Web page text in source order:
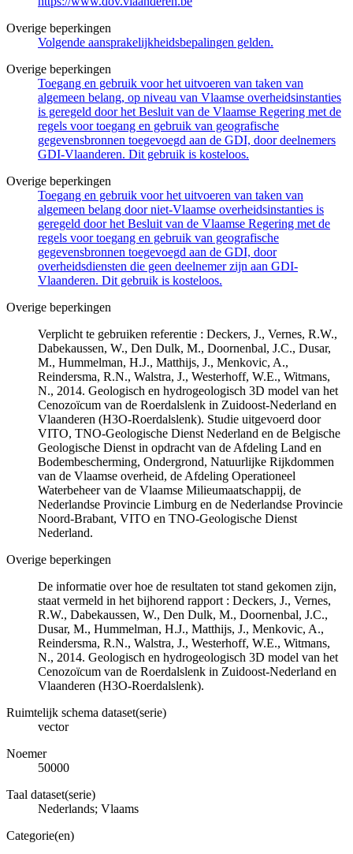
Overige beperkingen
Volgende aansprakelijkheidsbepalingen gelden.
Overige beperkingen
Toegang en gebruik voor het uitvoeren van taken van
algemeen belang, op niveau van Vlaamse overheidsinstanties
is geregeld door het Besluit van de Vlaamse Regering met de
regels voor toegang en gebruik van geografische
gegevensbronnen toegevoegd aan de GDI, door deelnemers
GDI-Vlaanderen. Dit gebruik is kosteloos.
Overige beperkingen
Toegang en gebruik voor het uitvoeren van taken van
algemeen belang door niet-Vlaamse overheidsinstanties is
geregeld door het Besluit van de Vlaamse Regering met de
regels voor toegang en gebruik van geografische
gegevensbronnen toegevoegd aan de GDI, door
overheidsdiensten die geen deelnemer zijn aan GDI-
Vlaanderen. Dit gebruik is kosteloos.
Overige beperkingen
Verplicht te gebruiken referentie : Deckers, J., Vernes, R.W.,
Dabekaussen, W., Den Dulk, M., Doornenbal, J.C., Dusar,
M., Hummelman, H.J., Matthijs, J., Menkovic, A.,
Reindersma, R.N., Walstra, J., Westerhoff, W.E., Witmans,
N., 2014. Geologisch en hydrogeologisch 3D model van het
Cenozoïcum van de Roerdalslenk in Zuidoost-Nederland en
Vlaanderen (H3O-Roerdalslenk). Studie uitgevoerd door
VITO, TNO-Geologische Dienst Nederland en de Belgische
Geologische Dienst in opdracht van de Afdeling Land en
Bodembescherming, Ondergrond, Natuurlijke Rijkdommen
van de Vlaamse overheid, de Afdeling Operationeel
Waterbeheer van de Vlaamse Milieumaatschappij, de
Nederlandse Provincie Limburg en de Nederlandse Provincie
Noord-Brabant, VITO en TNO-Geologische Dienst
Nederland.
Overige beperkingen
De informatie over hoe de resultaten tot stand gekomen zijn,
staat vermeld in het bijhorend rapport : Deckers, J., Vernes,
R.W., Dabekaussen, W., Den Dulk, M., Doornenbal, J.C.,
Dusar, M., Hummelman, H.J., Matthijs, J., Menkovic, A.,
Reindersma, R.N., Walstra, J., Westerhoff, W.E., Witmans,
N., 2014. Geologisch en hydrogeologisch 3D model van het
Cenozoïcum van de Roerdalslenk in Zuidoost-Nederland en
Vlaanderen (H3O-Roerdalslenk).
Ruimtelijk schema dataset(serie)
vector
Noemer
50000
Taal dataset(serie)
Nederlands; Vlaams
Categorie(en)